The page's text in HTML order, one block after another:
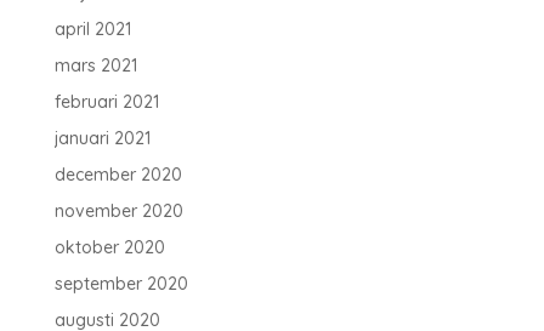
april 2021
mars 2021
februari 2021
januari 2021
december 2020
november 2020
oktober 2020
september 2020
augusti 2020